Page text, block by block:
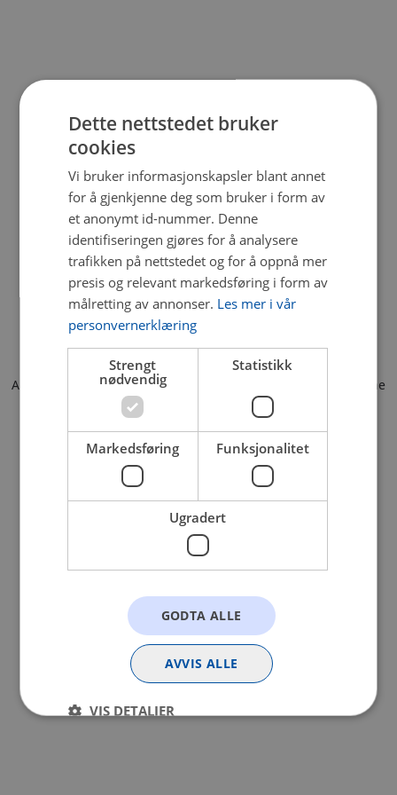
Application error: a client-side exception has occurred (see the
browser console for more information).
Dette nettstedet bruker
cookies
Vi bruker informasjonskapsler blant annet
for å gjenkjenne deg som bruker i form av
et anonymt id-nummer. Denne
identifiseringen gjøres for å analysere
trafikken på nettstedet og for å oppnå mer
presis og relevant markedsføring i form av
målretting av annonser. Les mer i vår
personvernerklæring
Strengt
nødvendig
Statistikk
Markedsføring Funksjonalitet
Ugradert
GODTA ALLE
AVVIS ALLE
VIS DETALJER